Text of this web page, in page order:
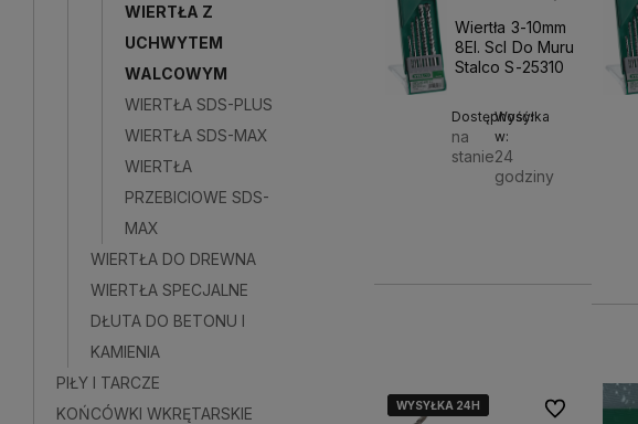
WIERTŁA Z
UCHWYTEM
WALCOWYM
WIERTŁA SDS-PLUS
WIERTŁA SDS-MAX
WIERTŁA
PRZEBICIOWE SDS-
MAX
WIERTŁA DO DREWNA
WIERTŁA SPECJALNE
DŁUTA DO BETONU I
KAMIENIA
PIŁY I TARCZE
KOŃCÓWKI WKRĘTARSKIE
Wiertła 3-10mm
8El. Scl Do Muru
Stalco S-25310
Dostępność:
na
stanie
Wysyłka
w:
24
godziny
WYSYŁKA 24H
WYSYŁKA 24H
WYSYŁKA 24H Do ulubionych